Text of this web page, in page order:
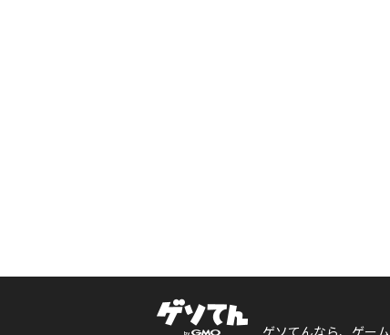
ゲソてんなら、ゲー